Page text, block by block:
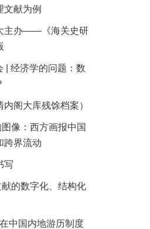
文献为例
主办——《海关史研
| 经济学的问题：数
内阁大库残馀档案）
像：西方画报中国
跨界流动
写
的数字化、结构化
中国内地游历制度